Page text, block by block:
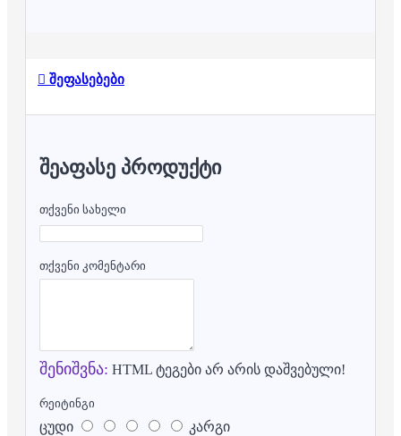
შეფასებები
ᲨᲔᲐᲤᲐᲡᲔ ᲞᲠᲝᲓᲣᲥᲢᲘ
თქვენი სახელი
თქვენი კომენტარი
შენიშვნა: HTML ტეგები არ არის დაშვებული!
რეიტინგი
ცუდი კარგი